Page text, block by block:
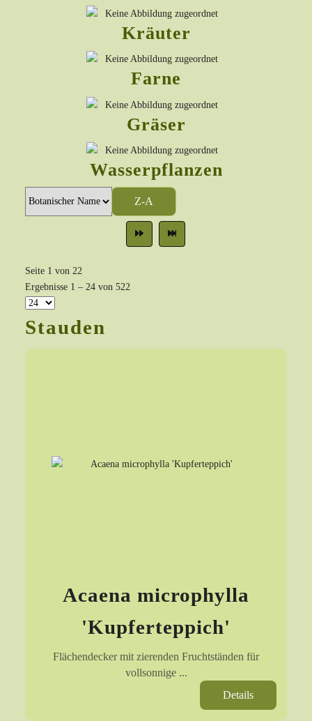
Kräuter
Farne
Gräser
Wasserpflanzen
Z-A
Seite 1 von 22
Ergebnisse 1 – 24 von 522
Stauden
Acaena microphylla
'Kupferteppich'
Flächendecker mit zierenden Fruchtständen für
vollsonnige ...
Details